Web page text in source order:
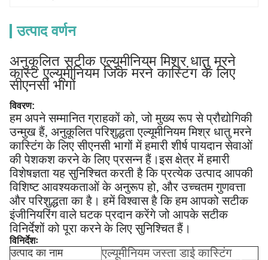
उत्पाद वर्णन
अनुकूलित सटीक एल्यूमीनियम मिश्र धातु मरने
कास्ट एल्यूमीनियम जिंक मरने कास्टिंग के लिए
सीएनसी भागों
विवरण:
हम अपने सम्मानित ग्राहकों को, जो मुख्य रूप से प्रौद्योगिकी
उन्मुख हैं, अनुकूलित परिशुद्धता एल्यूमीनियम मिश्र धातु मरने
कास्टिंग के लिए सीएनसी भागों में हमारी शीर्ष पायदान सेवाओं
की पेशकश करने के लिए प्रसन्न हैं।इस क्षेत्र में हमारी
विशेषज्ञता यह सुनिश्चित करती है कि प्रत्येक उत्पाद आपकी
विशिष्ट आवश्यकताओं के अनुरूप हो, और उच्चतम गुणवत्ता
और परिशुद्धता का है। हमें विश्वास है कि हम आपको सटीक
इंजीनियरिंग वाले घटक प्रदान करेंगे जो आपके सटीक
विनिर्देशों को पूरा करने के लिए सुनिश्चित हैं।
विनिर्देशः
उत्पाद का नाम एल्यूमीनियम जस्ता डाई कास्टिंग